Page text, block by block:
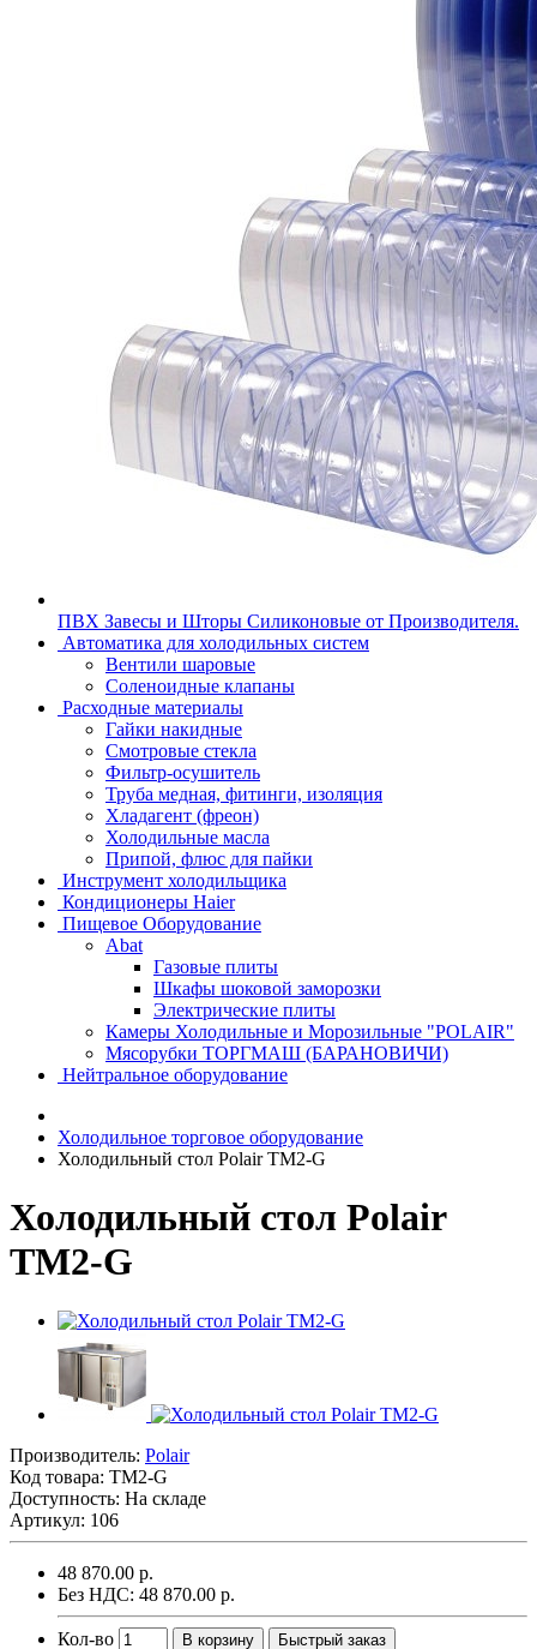
ПВХ Завесы и Шторы Силиконовые от Производителя.
Автоматика для холодильных систем
Вентили шаровые
Соленоидные клапаны
Расходные материалы
Гайки накидные
Смотровые стекла
Фильтр-осушитель
Труба медная, фитинги, изоляция
Хладагент (фреон)
Холодильные масла
Припой, флюс для пайки
Инструмент холодильщика
Кондиционеры Haier
Пищевое Оборудование
Abat
Газовые плиты
Шкафы шоковой заморозки
Электрические плиты
Камеры Холодильные и Морозильные "POLAIR"
Мясорубки ТОРГМАШ (БАРАНОВИЧИ)
Нейтральное оборудование
Холодильное торговое оборудование
Холодильный стол Polair TM2-G
Холодильный стол Polair
TM2-G
Производитель: Polair
Код товара: TM2-G
Доступность: На складе
Артикул: 106
48 870.00 р.
Без НДС: 48 870.00 р.
Кол-во В корзину Быстрый заказ